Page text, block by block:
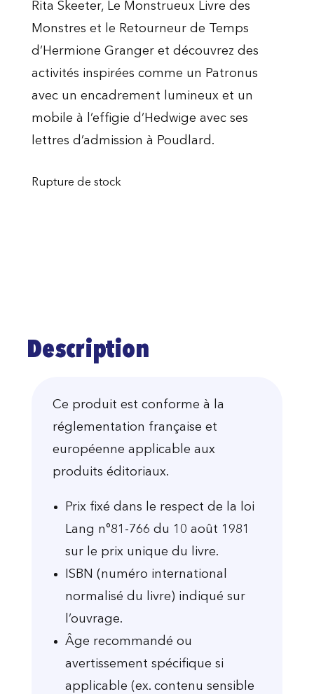
Rita Skeeter, Le Monstrueux Livre des
Monstres et le Retourneur de Temps
d’Hermione Granger et découvrez des
activités inspirées comme un Patronus
avec un encadrement lumineux et un
mobile à l’effigie d’Hedwige avec ses
lettres d’admission à Poudlard.
Rupture de stock
Description
Ce produit est conforme à la
réglementation française et
européenne applicable aux
produits éditoriaux.
Prix fixé dans le respect de la loi
Lang n°81-766 du 10 août 1981
sur le prix unique du livre.
ISBN (numéro international
normalisé du livre) indiqué sur
l’ouvrage.
Âge recommandé ou
avertissement spécifique si
applicable (ex. contenu sensible